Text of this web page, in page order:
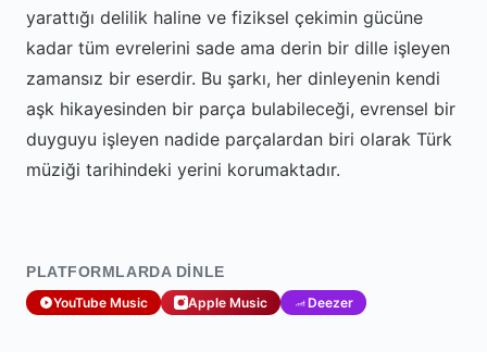
yarattığı delilik haline ve fiziksel çekimin gücüne
kadar tüm evrelerini sade ama derin bir dille işleyen
zamansız bir eserdir. Bu şarkı, her dinleyenin kendi
aşk hikayesinden bir parça bulabileceği, evrensel bir
duyguyu işleyen nadide parçalardan biri olarak Türk
müziği tarihindeki yerini korumaktadır.
PLATFORMLARDA DINLE
YouTube Music Apple Music Deezer